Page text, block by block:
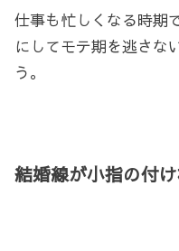
仕事も忙しくなる時期
にしてモテ期を逃さな
う。
結婚線が小指の付